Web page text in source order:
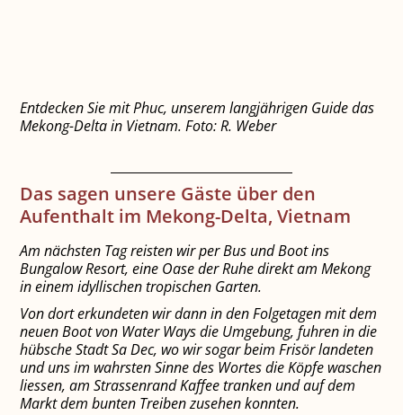
Entdecken Sie mit Phuc, unserem langjährigen Guide das
Mekong-Delta in Vietnam. Foto: R. Weber
Das sagen unsere Gäste über den
Aufenthalt im Mekong-Delta, Vietnam
Am nächsten Tag reisten wir per Bus und Boot ins
Bungalow Resort, eine Oase der Ruhe direkt am Mekong
in einem idyllischen tropischen Garten.
Von dort erkundeten wir dann in den Folgetagen mit dem
neuen Boot von Water Ways die Umgebung, fuhren in die
hübsche Stadt Sa Dec, wo wir sogar beim Frisör landeten
und uns im wahrsten Sinne des Wortes die Köpfe waschen
liessen, am Strassenrand Kaffee tranken und auf dem
Markt dem bunten Treiben zusehen konnten.